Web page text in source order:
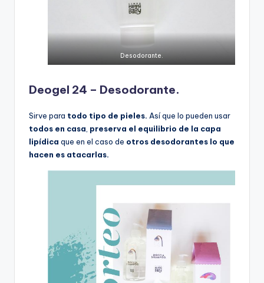
Desodorante.
Deogel 24 – Desodorante.
Sirve para todo tipo de pieles. Así que lo pueden usar
todos en casa preserva el equilibrio de la capa
lipídica que en el caso de otros desodorantes lo que
hacen es atacarlas.